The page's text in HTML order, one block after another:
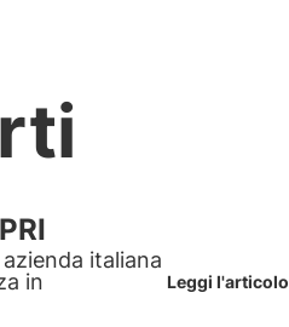
italiana
Leggi l'articolo